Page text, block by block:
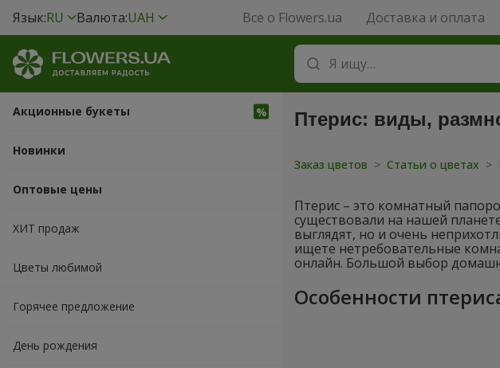
Язык:RU Валюта:UAH Все о Flowers.ua Доставка и оплата
Акционные букеты
Новинки
Оптовые цены
ХИТ продаж
Цветы любимой
Горячее предложение
День рождения
Птерис: виды,
Заказ цветов > Статьи о цветах >
Птерис – это комнатный
существовали на нашей
выглядят, но и очень
ищете нетребовательные
онлайн. Большой выбор
Особенности